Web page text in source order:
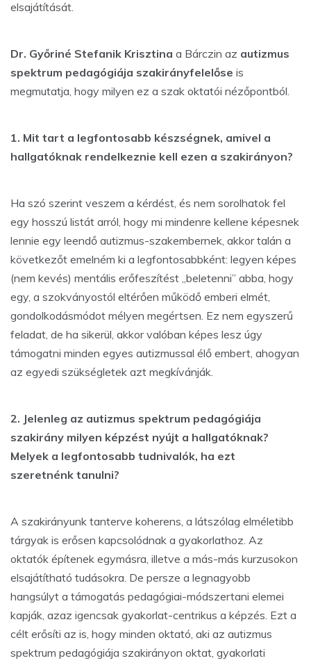
elsajátítását.
Dr. Győriné Stefanik Krisztina a Bárczin az autizmus
spektrum pedagógiája szakirányfelelőse is
megmutatja, hogy milyen ez a szak oktatói nézőpontból.
1. Mit tart a legfontosabb készségnek, amivel a
hallgatóknak rendelkeznie kell ezen a szakirányon?
Ha szó szerint veszem a kérdést, és nem sorolhatok fel
egy hosszú listát arról, hogy mi mindenre kellene képesnek
lennie egy leendő autizmus-szakembernek, akkor talán a
következőt emelném ki a legfontosabbként: legyen képes
(nem kevés) mentális erőfeszítést „beletenni” abba, hogy
egy, a szokványostól eltérően működő emberi elmét,
gondolkodásmódot mélyen megértsen. Ez nem egyszerű
feladat, de ha sikerül, akkor valóban képes lesz úgy
támogatni minden egyes autizmussal élő embert, ahogyan
az egyedi szükségletek azt megkívánják.
2. Jelenleg az autizmus spektrum pedagógiája
szakirány milyen képzést nyújt a hallgatóknak?
Melyek a legfontosabb tudnivalók, ha ezt
szeretnénk tanulni?
A szakirányunk tanterve koherens, a látszólag elméletibb
tárgyak is erősen kapcsolódnak a gyakorlathoz. Az
oktatók építenek egymásra, illetve a más-más kurzusokon
elsajátítható tudásokra. De persze a legnagyobb
hangsúlyt a támogatás pedagógiai-módszertani elemei
kapják, azaz igencsak gyakorlat-centrikus a képzés. Ezt a
célt erősíti az is, hogy minden oktató, aki az autizmus
spektrum pedagógiája szakirányon oktat, gyakorlati